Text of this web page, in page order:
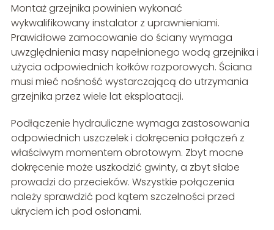
Montaż grzejnika powinien wykonać
wykwalifikowany instalator z uprawnieniami.
Prawidłowe zamocowanie do ściany wymaga
uwzględnienia masy napełnionego wodą grzejnika i
użycia odpowiednich kołków rozporowych. Ściana
musi mieć nośność wystarczającą do utrzymania
grzejnika przez wiele lat eksploatacji.
Podłączenie hydrauliczne wymaga zastosowania
odpowiednich uszczelek i dokręcenia połączeń z
właściwym momentem obrotowym. Zbyt mocne
dokręcenie może uszkodzić gwinty, a zbyt słabe
prowadzi do przecieków. Wszystkie połączenia
należy sprawdzić pod kątem szczelności przed
ukryciem ich pod osłonami.